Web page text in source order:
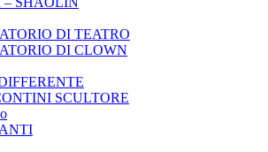
DI TEATRO
DI CLOWN
SCULTORE